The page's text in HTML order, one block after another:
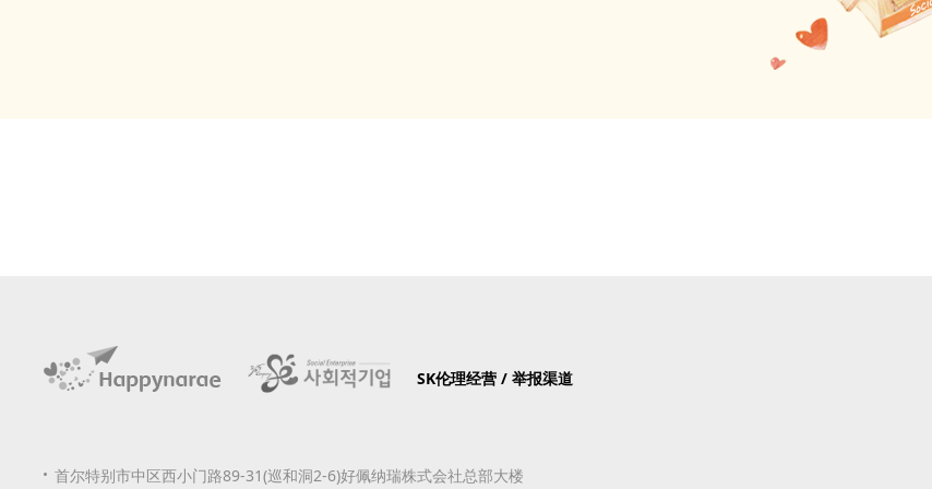
SK伦理经营 / 举报渠道
首尔特别市中区西小门路89-31(巡和洞2-6)好佩纳瑞株式会社总部大楼